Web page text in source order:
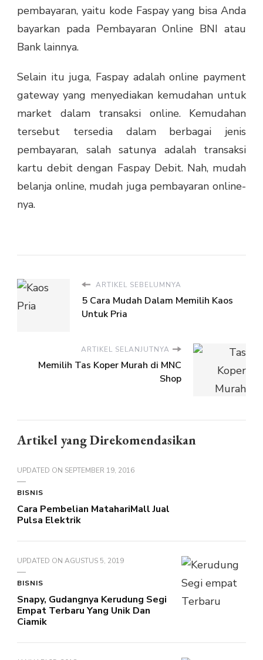
pembayaran, yaitu kode Faspay yang bisa Anda
bayarkan pada Pembayaran Online BNIatau
Bank lainnya.
Selain itu juga, Faspay adalah online payment
gateway yang menyediakan kemudahan untuk
market dalam transaksi online. Kemudahan
tersebut tersedia dalam berbagai jenis
pembayaran, salah satunya adalah transaksi
kartu debit dengan Faspay Debit. Nah, mudah
belanja online, mudah juga pembayaran online-
nya.
ARTIKEL SEBELUMNYA
5 Cara Mudah Dalam Memilih Kaos
Untuk Pria
ARTIKEL SELANJUTNYA
Memilih Tas Koper Murah di MNC
Shop
Artikel yang Direkomendasikan
UPDATED ON SEPTEMBER 19, 2016
BISNIS
Cara Pembelian MatahariMall Jual
Pulsa Elektrik
UPDATED ON AGUSTUS 5, 2019
BISNIS
Snapy, Gudangnya Kerudung Segi
Empat Terbaru Yang Unik Dan
Ciamik